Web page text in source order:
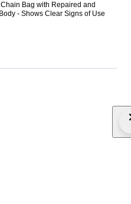
Bag with Repaired and
- Shows Clear Signs of Use